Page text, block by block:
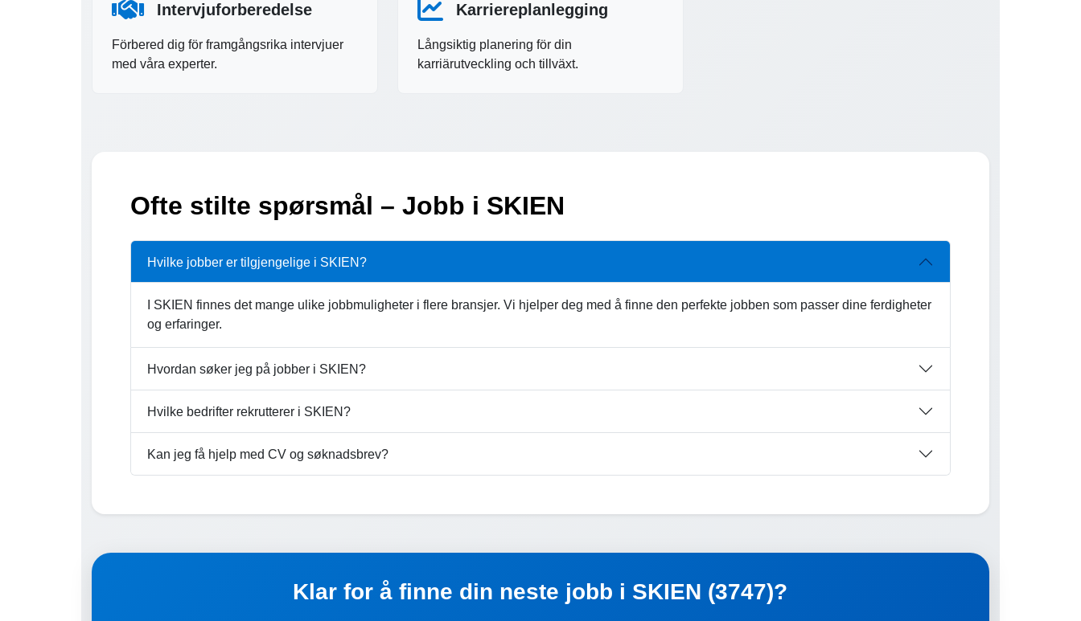
Intervjuforberedelse
Förbered dig för framgångsrika intervjuer
med våra experter.
Karriereplanlegging
Långsiktig planering för din
karriärutveckling och tillväxt.
Ofte stilte spørsmål – Jobb i SKIEN
Hvilke jobber er tilgjengelige i SKIEN?
I SKIEN finnes det mange ulike jobbmuligheter i flere bransjer. Vi hjelper deg med å finne den perfekte jobben som passer dine ferdigheter
og erfaringer.
Hvordan søker jeg på jobber i SKIEN?
Hvilke bedrifter rekrutterer i SKIEN?
Kan jeg få hjelp med CV og søknadsbrev?
Klar for å finne din neste jobb i SKIEN (3747)?